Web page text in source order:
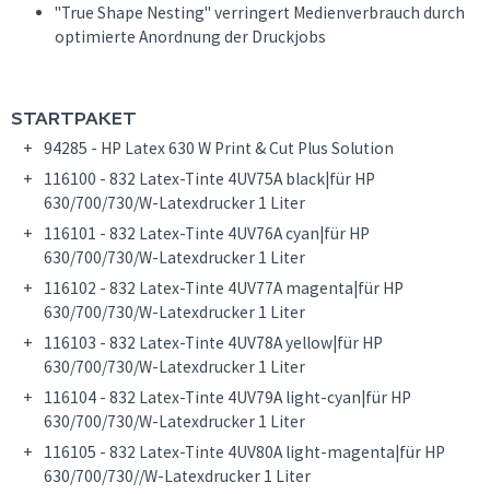
"True Shape Nesting" verringert Medienverbrauch durch
optimierte Anordnung der Druckjobs
STARTPAKET
94285 - HP Latex 630 W Print & Cut Plus Solution
116100 - 832 Latex-Tinte 4UV75A black|für HP
630/700/730/W-Latexdrucker 1 Liter
116101 - 832 Latex-Tinte 4UV76A cyan|für HP
630/700/730/W-Latexdrucker 1 Liter
116102 - 832 Latex-Tinte 4UV77A magenta|für HP
630/700/730/W-Latexdrucker 1 Liter
116103 - 832 Latex-Tinte 4UV78A yellow|für HP
630/700/730/W-Latexdrucker 1 Liter
116104 - 832 Latex-Tinte 4UV79A light-cyan|für HP
630/700/730/W-Latexdrucker 1 Liter
116105 - 832 Latex-Tinte 4UV80A light-magenta|für HP
630/700/730//W-Latexdrucker 1 Liter